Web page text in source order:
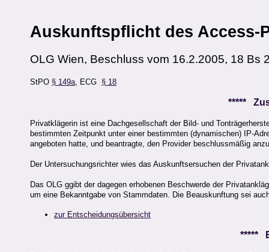
Auskunftspflicht des Access-
OLG Wien, Beschluss vom 16.2.2005, 18 Bs
StPO § 149a, ECG § 18
*****
Privatklägerin ist eine Dachgesellschaft der Bild- und
bestimmten Zeitpunkt unter einer bestimmten (dynamischen) IP-
angeboten hatte, und beantragte, den Provider beschlussmäßig
Der Untersuchungsrichter wies das Auskunftsersuchen der
Das OLG ggibt der dagegen erhobenen Beschwerde der
um eine Bekanntgabe von Stammdaten. Die Beauskunftung sei
zur Entscheidungsübersicht
*****